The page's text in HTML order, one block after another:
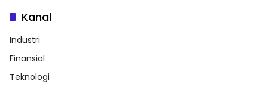
Kanal
Industri
Finansial
Teknologi